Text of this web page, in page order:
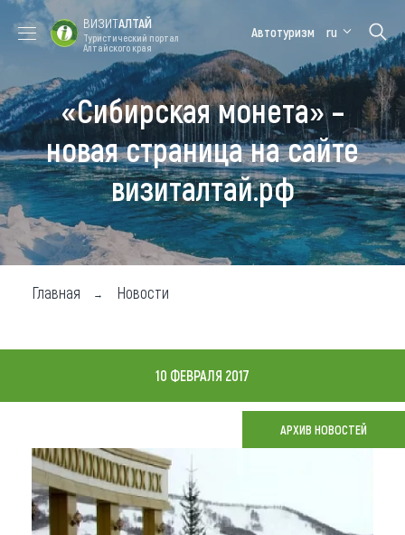
Форум VISIT
ALTAI
Цветение
маральника
Медицинский
форум
Алтайская
зимовка
Туры
Где побывать
Чем заняться
Новости
О регионе
Коллекция впечатлений
ВИЗИТАЛТАЙ
Туристический портал
Алтайского края
Автотуризм ru
«Сибирская монета» –
новая страница на сайте
визиталтай.рф
Главная Новости
10 ФЕВРАЛЯ 2017
АРХИВ НОВОСТЕЙ